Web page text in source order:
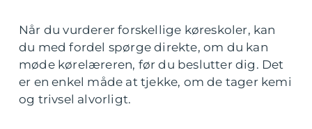
Når du vurderer forskellige køreskoler, kan
du med fordel spørge direkte, om du kan
møde kørelæreren, før du beslutter dig. Det
er en enkel måde at tjekke, om de tager kemi
og trivsel alvorligt.